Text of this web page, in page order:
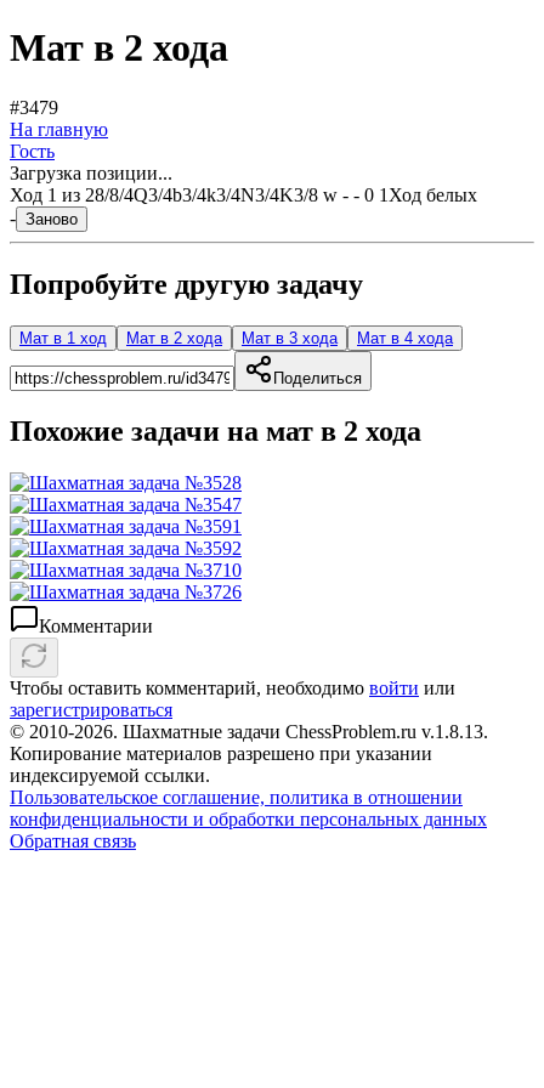
Мат в 2 хода
#3479
На главную
Гость
Загрузка позиции...
Ход 1 из 28/8/4Q3/4b3/4k3/4N3/4K3/8 w - - 0 1 Ход белых
- Заново
Попробуйте другую задачу
Мат в 1 ход Мат в 2 хода Мат в 3 хода Мат в 4 хода
Поделиться
Похожие задачи на мат в 2 хода
Комментарии
Чтобы оставить комментарий, необходимо войти или
зарегистрироваться
© 2010-2026. Шахматные задачи ChessProblem.ru v.1.8.13.
Копирование материалов разрешено при указании
индексируемой ссылки.
Пользовательское соглашение, политика в отношении
конфиденциальности и обработки персональных данных
Обратная связь